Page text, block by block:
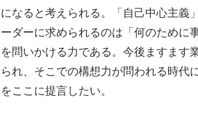
になると考えられる。「自己中心主義
ーダーに求められるのは「何のために
を問いかける力である。今後ますます
られ、そこでの構想力が問われる時代
をここに提言したい。